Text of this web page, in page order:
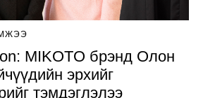
MIKOTO брэнд Олон
эрхийг
тэмдэглэлээ